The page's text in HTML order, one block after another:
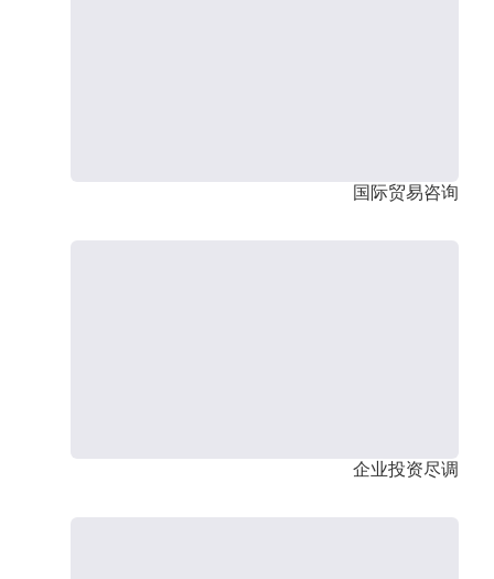
国际贸易咨询
企业投资尽调